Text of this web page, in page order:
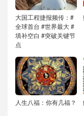
大国工程捷报频传：#
全球首台 #世界最大 #
填补空白 #突破关键节
点
人生八福：你有几福？